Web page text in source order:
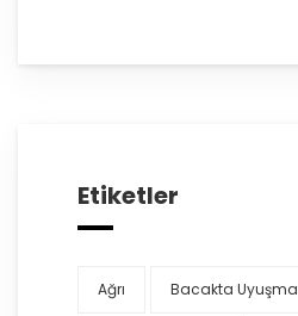
Etiketler
Ağrı Bacakta Uyuşma